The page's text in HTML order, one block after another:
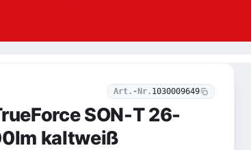
Art.-Nr. 1030009649
SON-T 26-
kaltweiß